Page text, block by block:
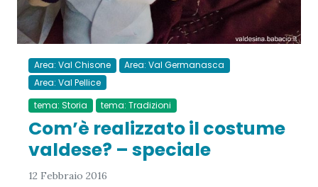
Area: Val Chisone
Area: Val Germanasca
Area: Val Pellice
tema: Storia
tema: Tradizioni
Com’è realizzato il costume
valdese? – speciale
12 Febbraio 2016